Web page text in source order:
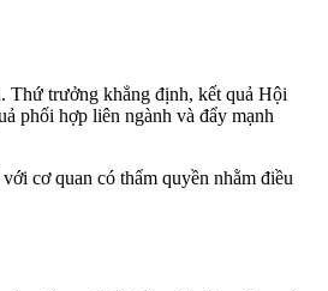
Thứ trưởng khẳng định, kết quả Hội
phối hợp liên ngành và đẩy mạnh
cơ quan có thẩm quyền nhằm điều